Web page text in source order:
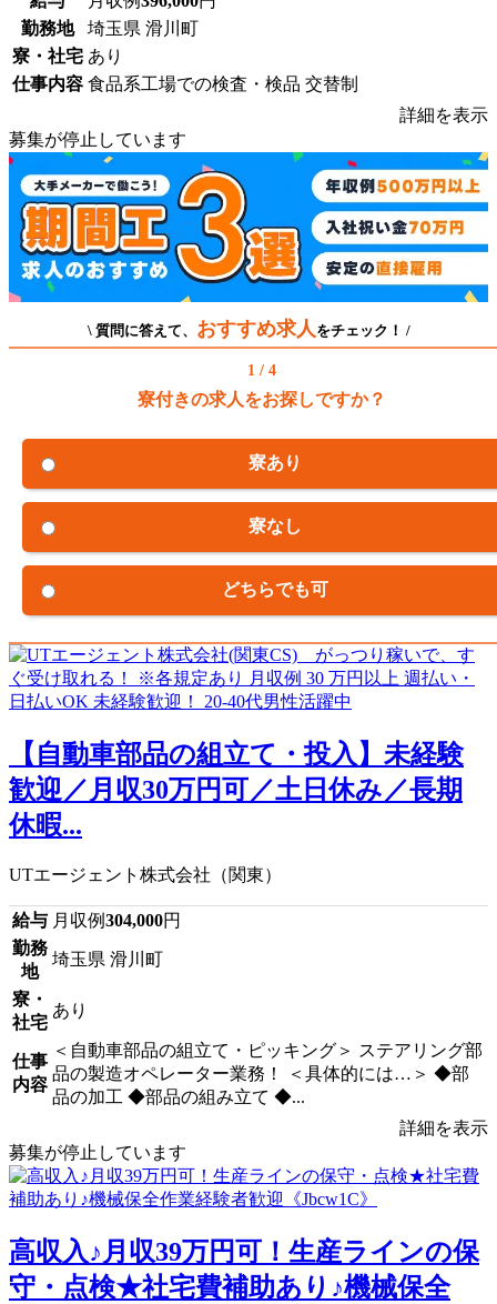
勤務地
埼玉県 滑川町
寮・社宅 あり
仕事内容 食品系工場での検査・検品 交替制
詳細を表示
募集が停止しています
\ 質問に答えて、 おすすめ求人 をチェック！ /
1 / 4
寮付きの求人をお探しですか？
寮あり
寮なし
どちらでも可
【自動車部品の組立て・投入】未経験
歓迎／月収30万円可／土日休み／長期
休暇...
UTエージェント株式会社（関東）
給与 月収例304,000円
勤務
地
埼玉県 滑川町
寮・
社宅
あり
仕事
内容
＜自動車部品の組立て・ピッキング＞ ステアリング部
品の製造オペレーター業務！ ＜具体的には…＞ ◆部
品の加工 ◆部品の組み立て ◆...
詳細を表示
募集が停止しています
高収入♪月収39万円可！生産ラインの保
守・点検★社宅費補助あり♪機械保全